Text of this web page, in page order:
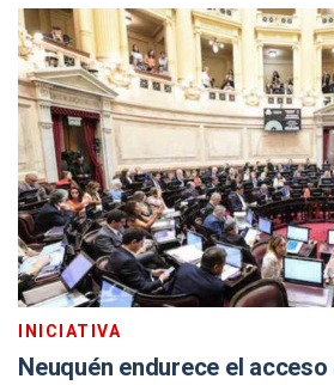
INICIATIVA
Neuquén endurece el